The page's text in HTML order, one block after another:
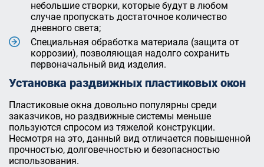
небольшие створки, которые будут в любом
случае пропускать достаточное количество
дневного света;
Специальная обработка материала (защита от
коррозии), позволяющая надолго сохранить
первоначальный вид изделия.
Установка раздвижных пластиковых окон
Пластиковые окна довольно популярны среди
заказчиков, но раздвижные системы меньше
пользуются спросом из тяжелой конструкции.
Несмотря на это, данный вид отличается повышенной
прочностью, долговечностью и безопасностью
использования.